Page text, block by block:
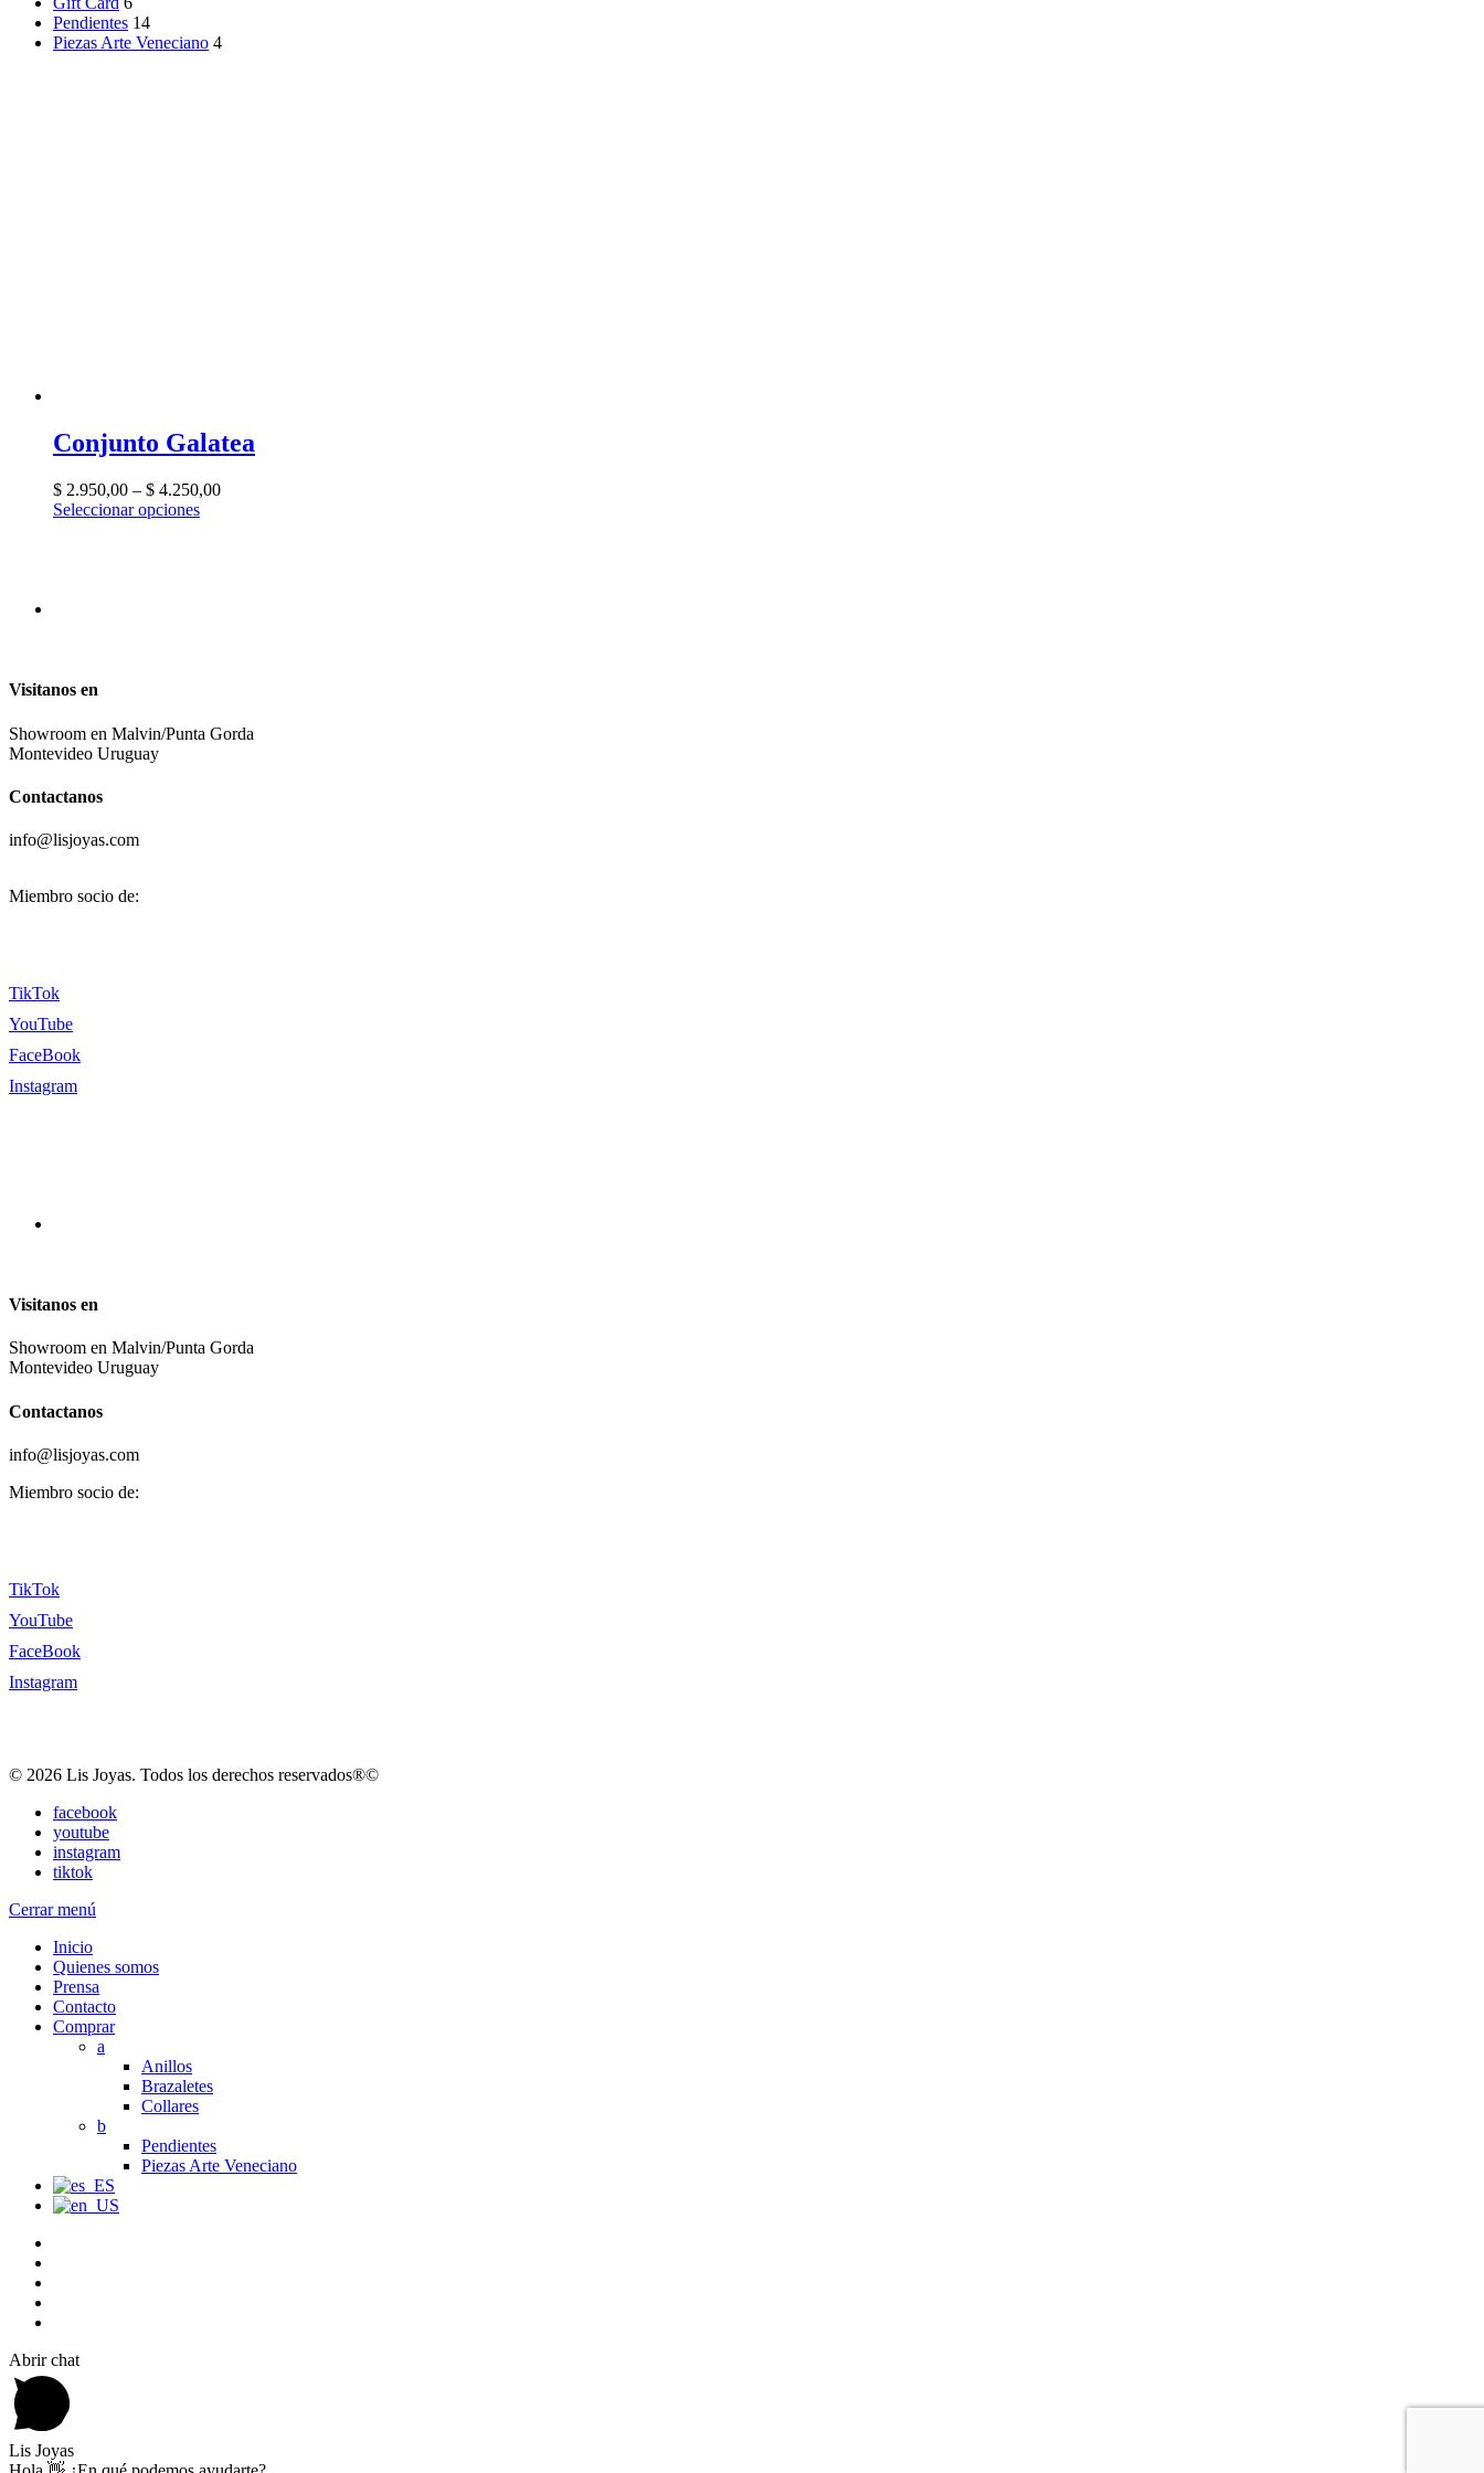
Pendientes 14
Piezas Arte Veneciano 4
Conjunto Galatea
$ 2.950,00 – $ 4.250,00
Seleccionar opciones
Visitanos en
Showroom en Malvin/Punta Gorda
Montevideo Uruguay
Contactanos
info@lisjoyas.com
Miembro socio de:
TikTok
YouTube
FaceBook
Instagram
Visitanos en
Showroom en Malvin/Punta Gorda
Montevideo Uruguay
Contactanos
info@lisjoyas.com
Miembro socio de:
TikTok
YouTube
FaceBook
Instagram
© 2026 Lis Joyas. Todos los derechos reservados®©
facebook
youtube
instagram
tiktok
Cerrar menú
Inicio
Quienes somos
Prensa
Contacto
Comprar
a
Anillos
Brazaletes
Collares
b
Pendientes
Piezas Arte Veneciano
Abrir chat
Lis Joyas